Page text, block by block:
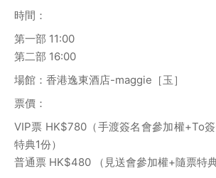
時間：
第一部 11:00
第二部 16:00
場館：香港逸東酒店-maggie［玉］
票價：
VIP票 HK$780（手渡簽名會參加權+To
特典1份）
普通票 HK$480 （見送會參加權+隨票特典